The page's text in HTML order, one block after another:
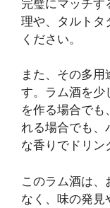
完璧にマッチす
理や、タルトタ
ください。
また、その多
す。ラム酒を少
を作る場合でも
れる場合でも、
な香りでドリン
このラム酒は
なく、味の発見